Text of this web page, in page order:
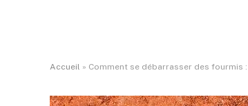
Accueil » Comment se débarrasser des fourmis